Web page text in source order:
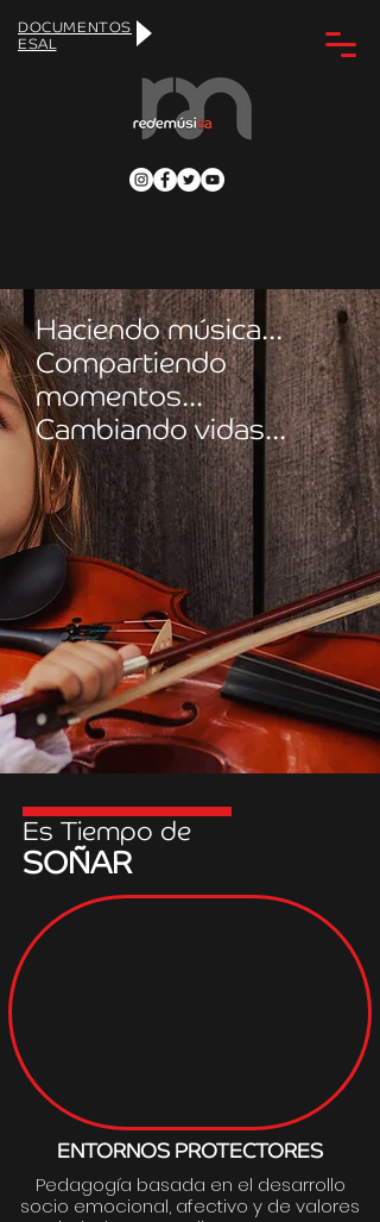
DOCUMENTOS
ESAL
Haciendo música...
Compartiendo
momentos...
Cambiando vidas...
Es Tiempo de
SOÑAR
ENTORNOS PROTECTORES
Pedagogía basada en el desarrollo
socio emocional, afectivo y de valores